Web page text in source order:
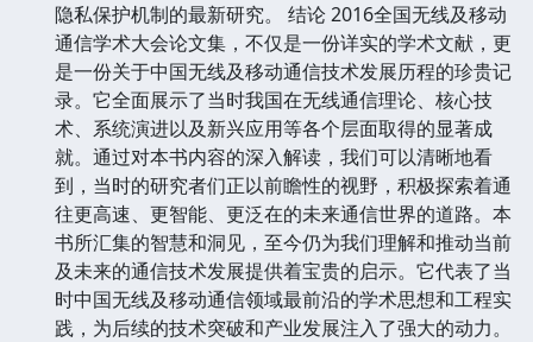
隐私保护机制的最新研究。 结论 2016全国无线及移动
通信学术大会论文集，不仅是一份详实的学术文献，更
是一份关于中国无线及移动通信技术发展历程的珍贵记
录。它全面展示了当时我国在无线通信理论、核心技
术、系统演进以及新兴应用等各个层面取得的显著成
就。通过对本书内容的深入解读，我们可以清晰地看
到，当时的研究者们正以前瞻性的视野，积极探索着通
往更高速、更智能、更泛在的未来通信世界的道路。本
书所汇集的智慧和洞见，至今仍为我们理解和推动当前
及未来的通信技术发展提供着宝贵的启示。它代表了当
时中国无线及移动通信领域最前沿的学术思想和工程实
践，为后续的技术突破和产业发展注入了强大的动力。